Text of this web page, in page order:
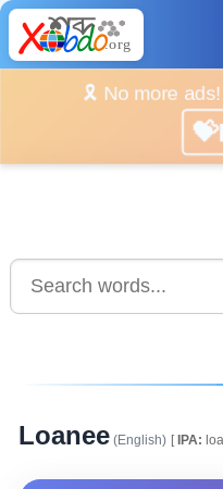
🎗️ No more
Loanee (English) [IPA: